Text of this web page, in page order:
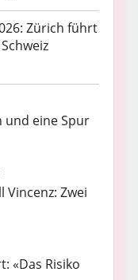
Zürich führt
und eine Spur
Vincenz: Zwei
«Das Risiko